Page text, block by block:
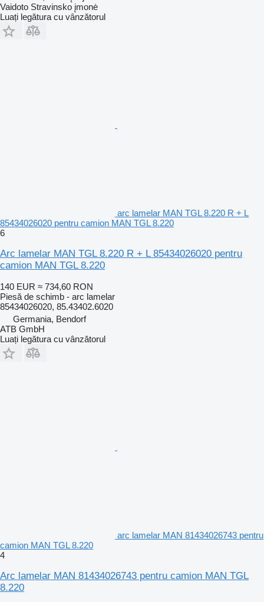
Vaidoto Stravinsko įmonė
Luați legătura cu vânzătorul
arc lamelar MAN TGL 8.220 R + L
85434026020 pentru camion MAN TGL 8.220
6
Arc lamelar MAN TGL 8.220 R + L 85434026020 pentru
camion MAN TGL 8.220
140 EUR ≈ 734,60 RON
Piesă de schimb - arc lamelar
85434026020, 85.43402.6020
Germania, Bendorf
ATB GmbH
Luați legătura cu vânzătorul
arc lamelar MAN 81434026743 pentru
camion MAN TGL 8.220
4
Arc lamelar MAN 81434026743 pentru camion MAN TGL
8.220